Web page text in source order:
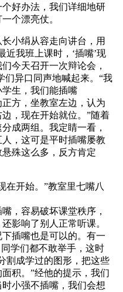
好办法，我们详细地研
个漂亮仗。
小绢从容走向讲台，用
近我班上课时，‘插嘴’现
今天召开一次辩论会，
们异口同声地喊起来。“我
生，我们能插嘴
方，坐教室左边，认为
，现在开始就位。”随着
成两组。我定睛一看，
，这可是平时插嘴屡教
殊这么多，反方肯定
开始。”教室里七嘴八
容易破坏课堂秩序，
影响了别人正常听课。
插嘴也是可以的。有一
学们都不敢举手，这时
割成学过的图形，把这些
积。”经他的提示，我们
小强不插嘴，我们会想